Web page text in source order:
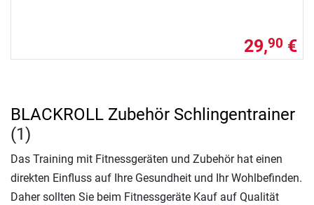
29,90 €
BLACKROLL Zubehör Schlingentrainer
(1)
Das Training mit Fitnessgeräten und Zubehör hat einen
direkten Einfluss auf Ihre Gesundheit und Ihr Wohlbefinden.
Daher sollten Sie beim Fitnessgeräte Kauf auf Qualität